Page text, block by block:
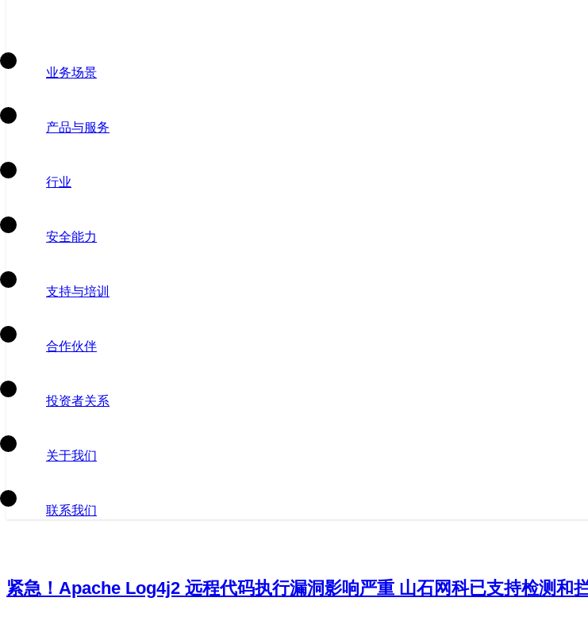
业务场景
产品与服务
行业
安全能力
支持与培训
合作伙伴
投资者关系
关于我们
联系我们
紧急！Apache Log4j2 远程代码执行漏洞影响严重 山石网科已支持检测和